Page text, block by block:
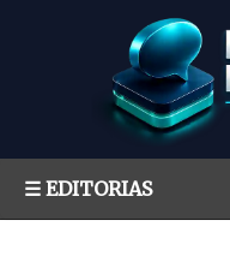
☰ EDITORIAS